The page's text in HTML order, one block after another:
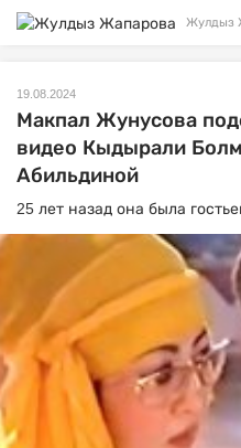
Жулдыз
19.08.2024
Макпал Жунусова
видео Кыдырали
Абильдиной
25 лет назад она была